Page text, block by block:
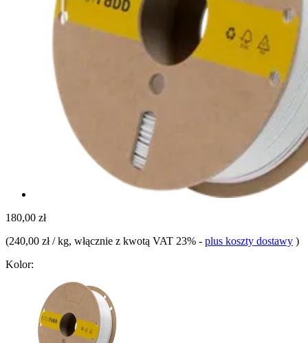
180,00 zł
(240,00 zł / kg, włącznie z kwotą VAT 23% - plus koszty dostawy )
Kolor: